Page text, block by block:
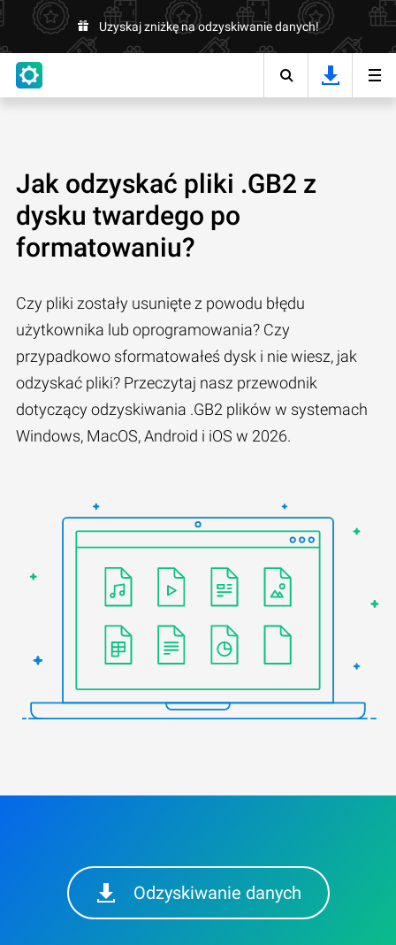
Uzyskaj zniżkę na odzyskiwanie danych!
Jak odzyskać pliki .GB2 z
dysku twardego po
formatowaniu?
Czy pliki zostały usunięte z powodu błędu
użytkownika lub oprogramowania? Czy
przypadkowo sformatowałeś dysk i nie wiesz, jak
odzyskać pliki? Przeczytaj nasz przewodnik
dotyczący odzyskiwania .GB2 plików w systemach
Windows, MacOS, Android i iOS w 2026.
Odzyskiwanie danych